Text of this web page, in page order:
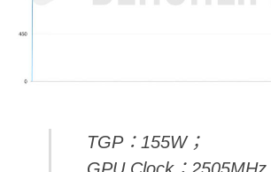
TGP：155W；
GPU Clock：2505MHz